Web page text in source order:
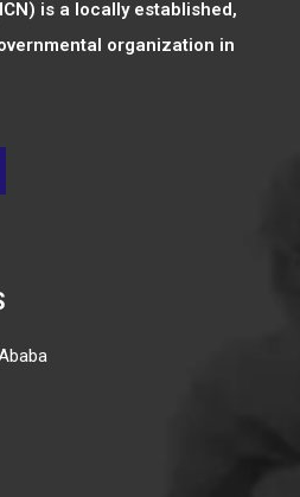
is a locally established,
organization in